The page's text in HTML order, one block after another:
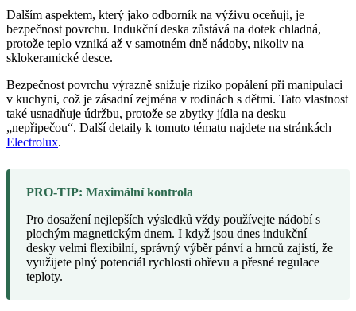
Dalším aspektem, který jako odborník na výživu oceňuji, je
bezpečnost povrchu. Indukční deska zůstává na dotek chladná,
protože teplo vzniká až v samotném dně nádoby, nikoliv na
sklokeramické desce.
Bezpečnost povrchu výrazně snižuje riziko popálení při manipulaci
v kuchyni, což je zásadní zejména v rodinách s dětmi. Tato vlastnost
také usnadňuje údržbu, protože se zbytky jídla na desku
„nepřipečou“. Další detaily k tomuto tématu najdete na stránkách
Electrolux.
PRO-TIP: Maximální kontrola
Pro dosažení nejlepších výsledků vždy používejte nádobí s
plochým magnetickým dnem. I když jsou dnes indukční
desky velmi flexibilní, správný výběr pánví a hrnců zajistí, že
využijete plný potenciál rychlosti ohřevu a přesné regulace
teploty.